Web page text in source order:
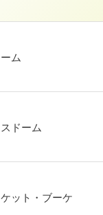
ム
ドーム
ット・ブーケ